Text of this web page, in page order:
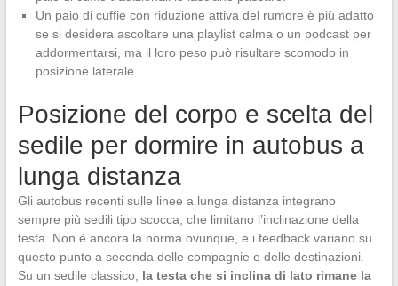
Un paio di cuffie con riduzione attiva del rumore è più adatto
se si desidera ascoltare una playlist calma o un podcast per
addormentarsi, ma il loro peso può risultare scomodo in
posizione laterale.
Posizione del corpo e scelta del
sedile per dormire in autobus a
lunga distanza
Gli autobus recenti sulle linee a lunga distanza integrano
sempre più sedili tipo scocca, che limitano l’inclinazione della
testa. Non è ancora la norma ovunque, e i feedback variano su
questo punto a seconda delle compagnie e delle destinazioni.
Su un sedile classico, la testa che si inclina di lato rimane la